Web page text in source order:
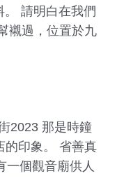
請明白在我們
襯過，位置於九
2023 那是時鐘
的印象。 省善真
一個觀音廟供人